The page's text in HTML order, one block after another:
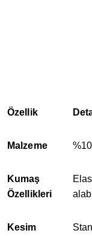
Özellik
Malzeme
Kumaş
Özellikleri
Kesim